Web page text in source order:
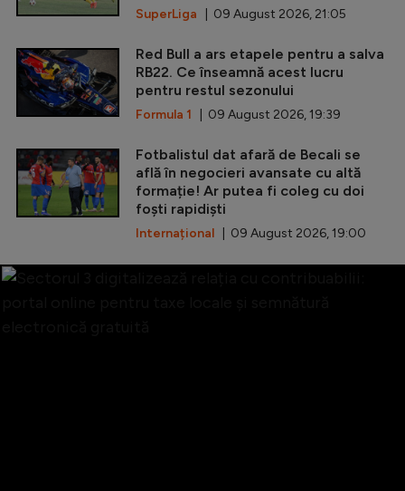
SuperLiga | 09 August 2026, 21:05
Red Bull a ars etapele pentru a salva
RB22. Ce înseamnă acest lucru
pentru restul sezonului
Formula 1 | 09 August 2026, 19:39
Fotbalistul dat afară de Becali se
află în negocieri avansate cu altă
formație! Ar putea fi coleg cu doi
foști rapidiști
Internațional | 09 August 2026, 19:00